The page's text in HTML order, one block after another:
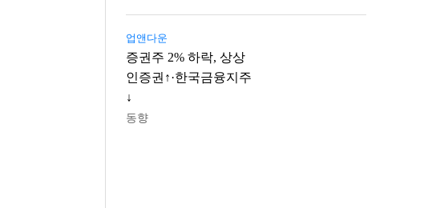
업앤다운
증권주 2% 하락, 상상
인증권↑·한국금융지주
↓
동향